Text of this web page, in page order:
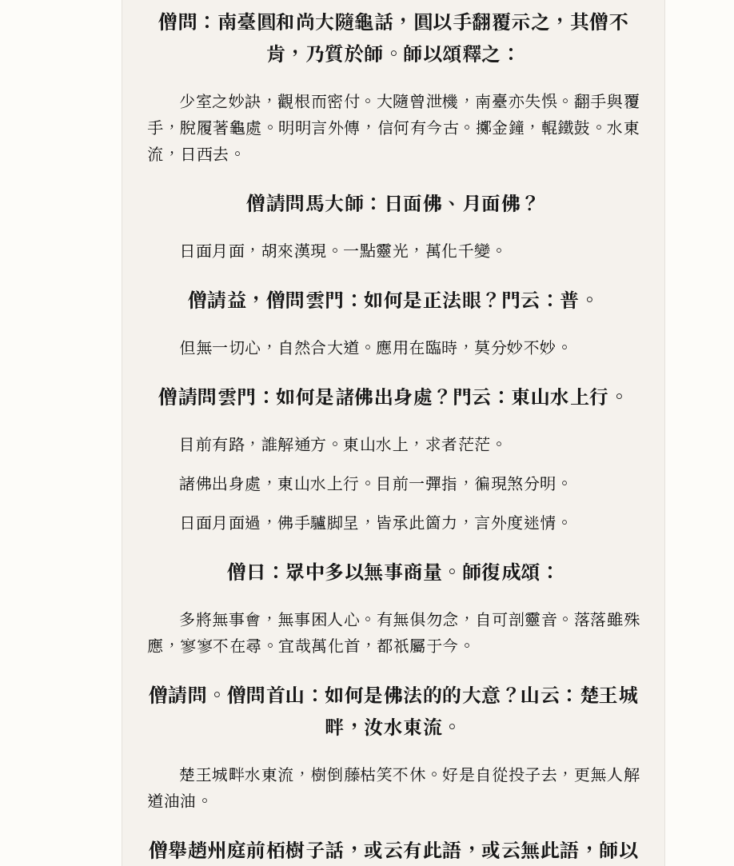
僧問 ： 南臺圓和尚大隨龜話 ， 圓以手翻覆示之 ， 其僧不
肯 ， 乃質於師 。 師以頌釋之 ：
少室之妙訣 ，觀根而密付 。 大隨曾泄機 ， 南臺亦失悞 。 翻手與覆
手 ， 脫履著龜處 。 明明言外傳 ， 信何有今古 。 擲金鐘 ， 輥鐵鼓 。水東
流 ， 日西去 。
僧請問馬大師 ： 日面佛 、 月面佛？
日面月面 ， 胡來漢現 。 一點靈光 ， 萬化千變 。
僧請益 ， 僧問雲門 ：如何是正法眼？ 門云 ： 普 。
但無一切心 ， 自然合大道 。 應用在臨時 ， 莫分妙不妙 。
僧請問雲門 ： 如何是諸佛出身處？ 門云 ： 東山水上行 。
目前有路 ， 誰解通方 。 東山水上 ， 求者茫茫 。
諸佛出身處 ， 東山水上行 。 目前一彈指 ， 徧現煞分明 。
日面月面過 ， 佛手驢脚呈 ， 皆承此箇力 ， 言外度迷情 。
僧曰 ： 眾中多以無事商量 。 師復成頌 ：
多將無事會 ， 無事困人心 。 有無俱勿念 ， 自可剖靈音 。 落落雖殊
應 ， 寥寥不在尋 。 宜哉萬化首 ， 都祇屬于今 。
僧請問 。 僧問首山 ：如何是佛法的的大意 ？ 山云 ： 楚王城
畔 ， 汝水東流 。
楚王城畔水東流 ， 樹倒藤枯笑不休 。好是自從投子去 ， 更無人解
道油油 。
僧舉趙州庭前栢樹子話 ，或云有此語 ，或云無此語 ， 師以